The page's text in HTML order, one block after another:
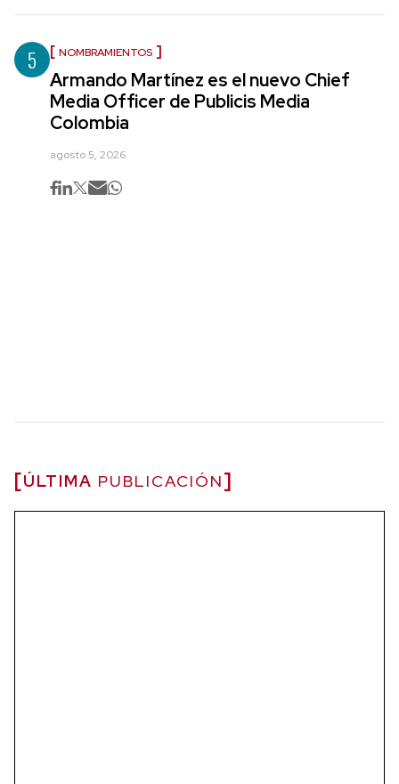
5 NOMBRAMIENTOS
Armando Martínez es el nuevo Chief
Media Officer de Publicis Media
Colombia
agosto 5, 2026
ÚLTIMA PUBLICACIÓN